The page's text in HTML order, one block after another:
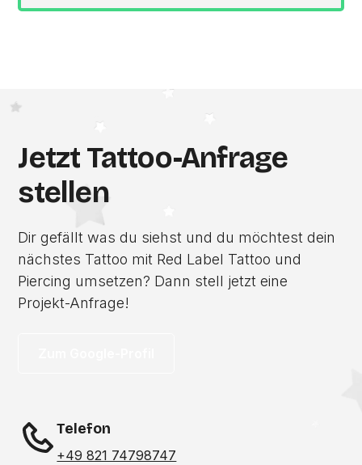
Jetzt Tattoo-Anfrage
stellen
Dir gefällt was du siehst und du möchtest dein
nächstes Tattoo mit Red Label Tattoo und
Piercing umsetzen? Dann stell jetzt eine
Projekt-Anfrage!
Telefon
+49 821 74798747